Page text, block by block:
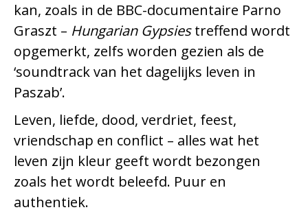
kan, zoals in de BBC-documentaire Parno
Graszt – Hungarian Gypsiestreffend wordt
opgemerkt, zelfs worden gezien als de
‘soundtrack van het dagelijks leven in
Paszab’.
Leven, liefde, dood, verdriet, feest,
vriendschap en conflict – alles wat het
leven zijn kleur geeft wordt bezongen
zoals het wordt beleefd. Puur en
authentiek.